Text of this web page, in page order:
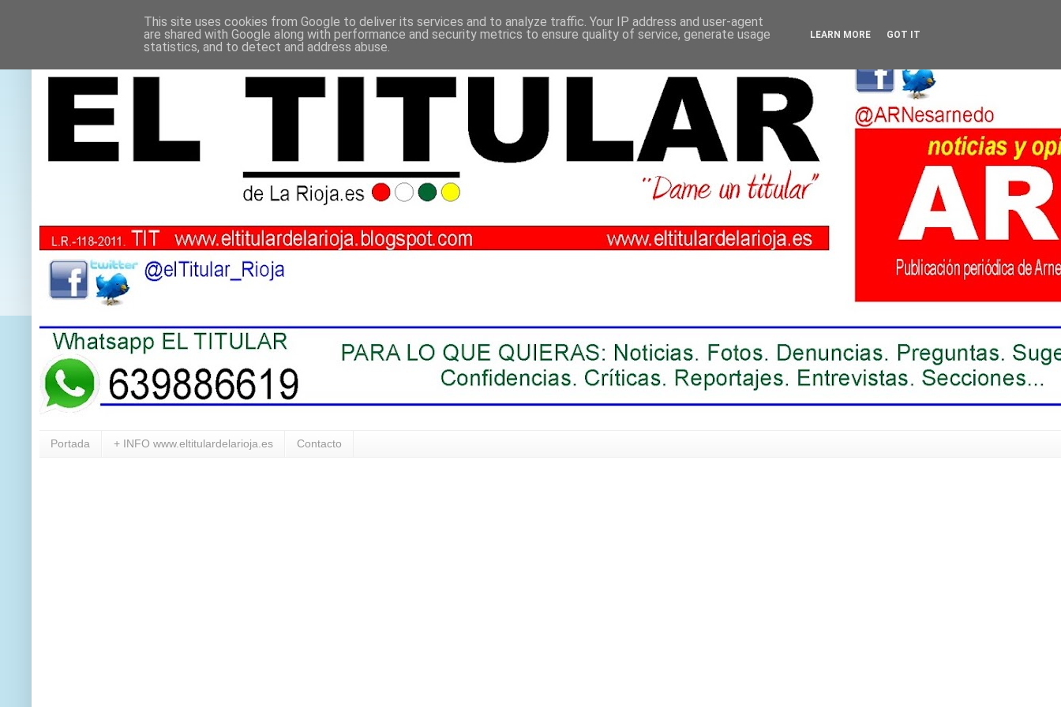
Portada + INFO www.eltitulardelarioja.es Contacto
This site uses cookies from Google to deliver its services and to analyze traffic. Your IP address and user-agent
are shared with Google along with performance and security metrics to ensure quality of service, generate usage
statistics, and to detect and address abuse.
LEARN MORE GOT IT